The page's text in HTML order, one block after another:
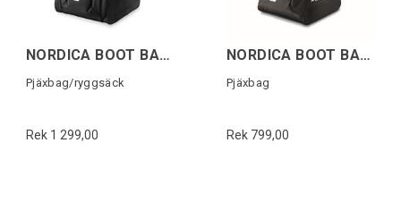
NORDICA BOOT BACKPACK Svart/Röd
Pjäxbag/ryggsäck
Rek 1 299,00
NORDICA BOOT BAG Svart/Röd
Pjäxbag
Rek 799,00